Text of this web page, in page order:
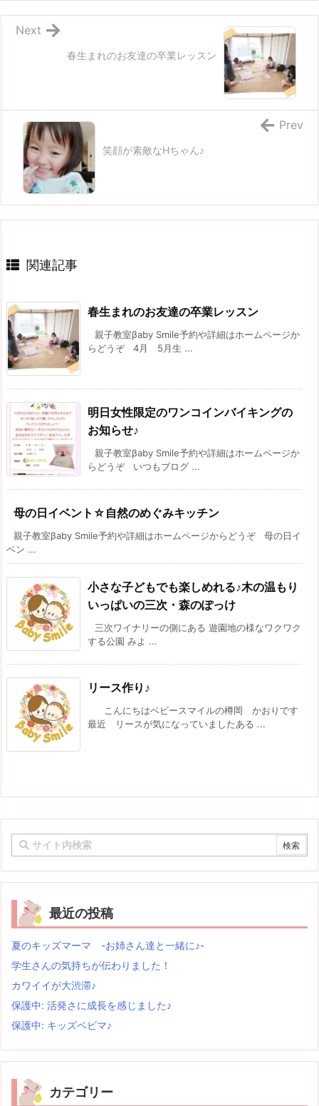
春生まれのお友達の卒業レッスン
Next
笑顔が素敵なHちゃん♪
Prev
関連記事
春生まれのお友達の卒業レッスン
親子教室βaby Smile予約や詳細はホームページか
らどうぞ 4月 5月生 ...
明日女性限定のワンコインバイキングの
お知らせ♪
親子教室βaby Smile予約や詳細はホームページか
らどうぞ いつもブログ ...
母の日イベント☆自然のめぐみキッチン
親子教室βaby Smile予約や詳細はホームページからどうぞ 母の日イ
ベン ...
小さな子どもでも楽しめれる♪木の温もり
いっぱいの三次・森のぽっけ
三次ワイナリーの側にある 遊園地の様なワクワク
する公園 みよ ...
リース作り♪
こんにちはベビースマイルの樽岡 かおりです
最近 リースが気になっていましたある ...
最近の投稿
夏のキッズマーマ -お姉さん達と一緒に♪-
学生さんの気持ちが伝わりました！
カワイイが大渋滞♪
保護中: 活発さに成長を感じました♪
保護中: キッズベビマ♪
カテゴリー